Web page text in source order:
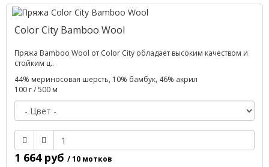
Color City Bamboo Wool
Пряжа Bamboo Wool от Color City обладает высоким качеством и
стойким ц..
44% мериносовая шерсть, 10% бамбук, 46% акрил
100 г / 500 м
1 664 руб / 10 мотков